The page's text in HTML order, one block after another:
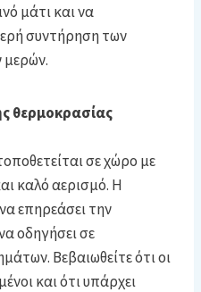
μάτι και να
συντήρηση των
μερών.
θερμοκρασίας
σε χώρο με
καλό αερισμό. Η
επηρεάσει την
οδηγήσει σε
Βεβαιωθείτε ότι οι
και ότι υπάρχει